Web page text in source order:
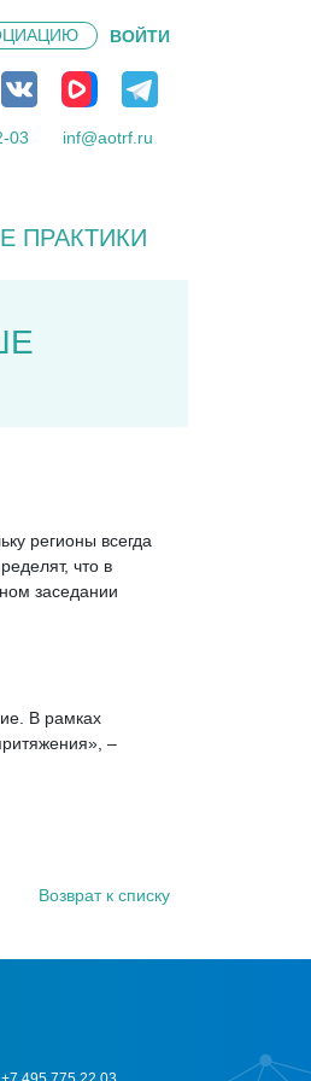
ВОЙТИ
03 inf@aotrf.ru
ПРАКТИКИ
регионы всегда
что в
заседании
В рамках
–
Возврат к списку